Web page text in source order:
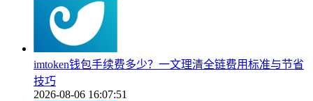
imtoken钱包手续费多少？一文理清全链费用标准与节省
技巧
2026-08-06 16:07:51